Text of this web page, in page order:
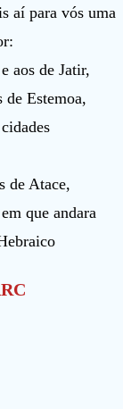
aí para vós uma
aos de Jatir,
de Estemoa,
de Atace,
que andara